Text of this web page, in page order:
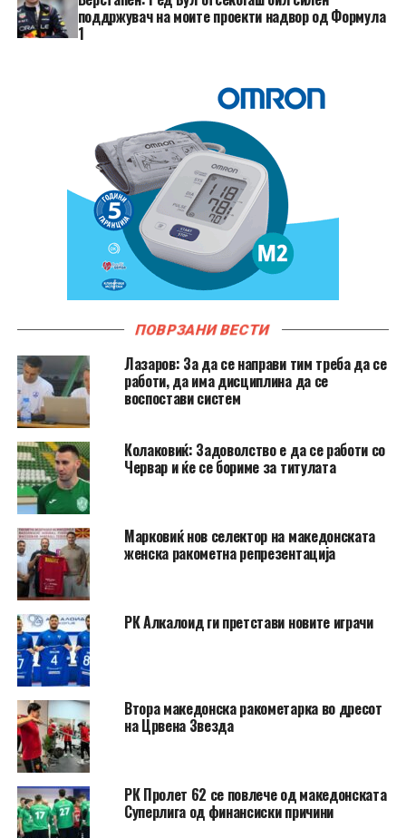
поддржувач на моите проекти надвор од Формула
1
ПОВРЗАНИ ВЕСТИ
Лазаров: За да се направи тим треба да се
работи, да има дисциплина да се
воспостави систем
Колаковиќ: Задоволство е да се работи со
Червар и ќе се бориме за титулата
Марковиќ нов селектор на македонската
женска ракометна репрезентација
РК Алкалоид ги претстави новите играчи
Втора македонска ракометарка во дресот
на Црвена Звезда
РК Пролет 62 се повлече од македонската
Суперлига од финансиски причини